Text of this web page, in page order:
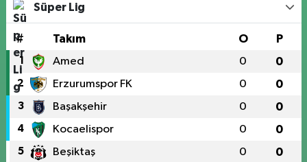
Süper Lig
# Takım O P
1 Amed 0 0
2 Erzurumspor FK 0 0
3 Başakşehir 0 0
4 Kocaelispor 0 0
5 Beşiktaş 0 0